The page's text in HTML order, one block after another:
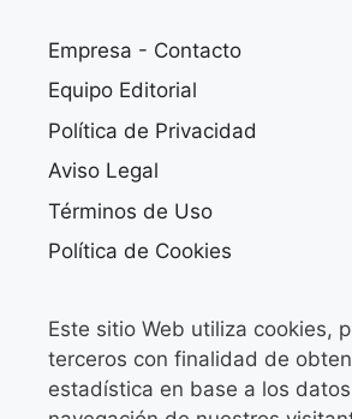
Empresa - Contacto
Equipo Editorial
Política de Privacidad
Aviso Legal
Términos de Uso
Política de Cookies
Este sitio Web utiliza cookies,
terceros con finalidad de
estadística en base a los